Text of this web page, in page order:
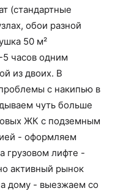
(стандартные
обои разной
50 м²
5 часов одним
из двоих. В
с накипью в
чуть больше
ЖК с подземным
- оформляем
грузовом лифте -
активный рынок
дому - выезжаем со